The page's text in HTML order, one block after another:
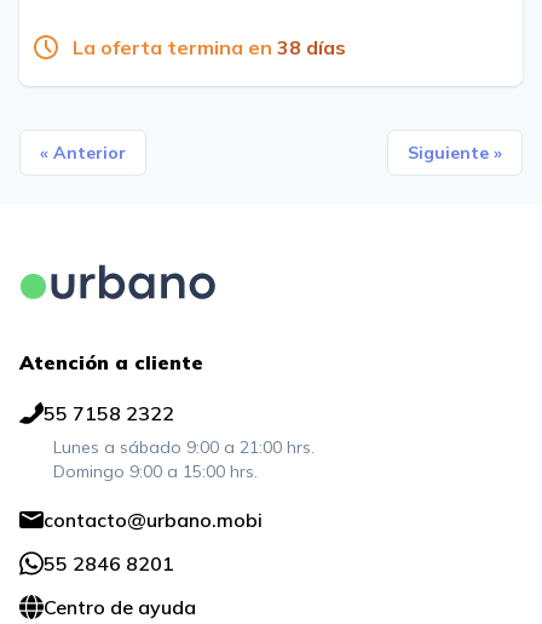
La oferta termina en 38 días
« Anterior Siguiente »
Atención a cliente
55 7158 2322
Lunes a sábado 9:00 a 21:00 hrs.
Domingo 9:00 a 15:00 hrs.
contacto@urbano.mobi
55 2846 8201
Centro de ayuda